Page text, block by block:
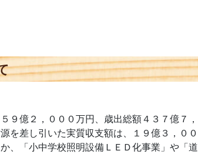
億２，０００万円、歳出総額４３７億７
を差し引いた実質収支額は、１９億３，０
、「小中学校照明設備ＬＥＤ化事業」や「